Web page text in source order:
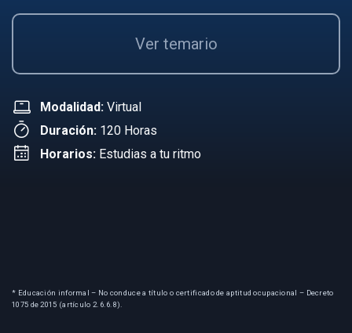
Ver temario
Modalidad: Virtual
Duración: 120 Horas
Horarios: Estudias a tu ritmo
* Educación informal – No conduce a título o certificado de aptitud ocupacional – Decreto
1075 de 2015 (artículo 2.6.6.8).